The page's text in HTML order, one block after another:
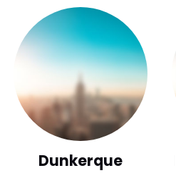
Dunkerque